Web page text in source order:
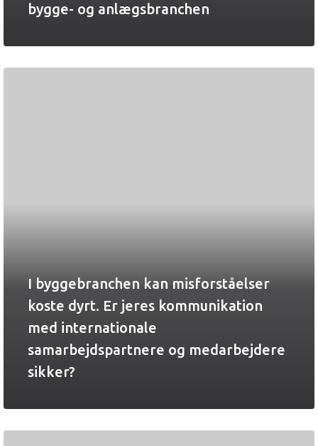
bygge- og anlægsbranchen
I byggebranchen kan misforståelser
koste dyrt. Er jeres kommunikation
med internationale
samarbejdspartnere og medarbejdere
sikker?